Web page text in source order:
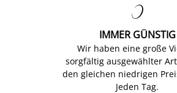

IMMER GÜNSTIG
Wir haben eine große
sorgfältig ausgewählter
den gleichen niedrigen
Jeden Tag.